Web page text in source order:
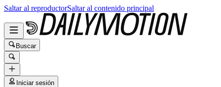
Saltar al reproductorSaltar al contenido principal
Buscar
Iniciar sesión